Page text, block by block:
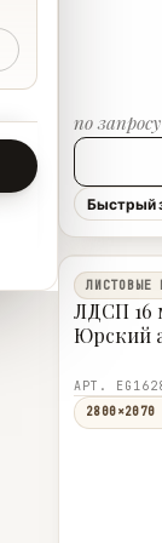
по запросу
Быстрый
ЛИСТОВЫЕ
ЛДСП 16
Юрский
АРТ.
2800×2070